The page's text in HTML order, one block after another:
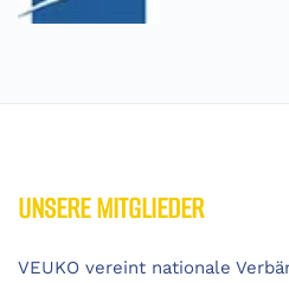
UNSERE MITGLIEDER
VEUKO vereint nationale